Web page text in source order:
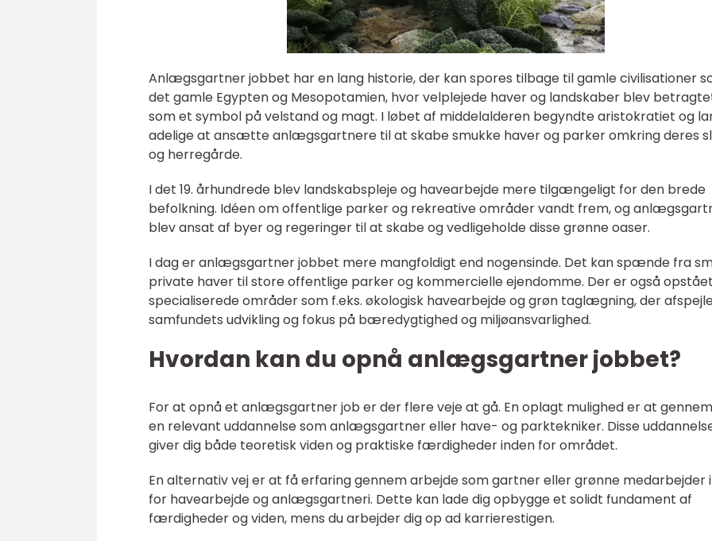
Anlægsgartner jobbet har en lang historie, der kan spores tilbage til gamle civilisationer
det gamle Egypten og Mesopotamien, hvor velplejede haver og landskaber blev
som et symbol på velstand og magt. I løbet af middelalderen begyndte aristokratiet og
adelige at ansætte anlægsgartnere til at skabe smukke haver og parker omkring deres
og herregårde.
I det 19. århundrede blev landskabspleje og havearbejde mere tilgængeligt for den brede
befolkning. Idéen om offentlige parker og rekreative områder vandt frem, og
blev ansat af byer og regeringer til at skabe og vedligeholde disse grønne oaser.
I dag er anlægsgartner jobbet mere mangfoldigt end nogensinde. Det kan spænde fra
private haver til store offentlige parker og kommercielle ejendomme. Der er også opstået
specialiserede områder som f.eks. økologisk havearbejde og grøn taglægning, der
samfundets udvikling og fokus på bæredygtighed og miljøansvarlighed.
Hvordan kan du opnå anlægsgartner jobbet?
For at opnå et anlægsgartner job er der flere veje at gå. En oplagt mulighed er at
en relevant uddannelse som anlægsgartner eller have- og parktekniker. Disse
giver dig både teoretisk viden og praktiske færdigheder inden for området.
En alternativ vej er at få erfaring gennem arbejde som gartner eller grønne medarbejder
for havearbejde og anlægsgartneri. Dette kan lade dig opbygge et solidt fundament af
færdigheder og viden, mens du arbejder dig op ad karrierestigen.